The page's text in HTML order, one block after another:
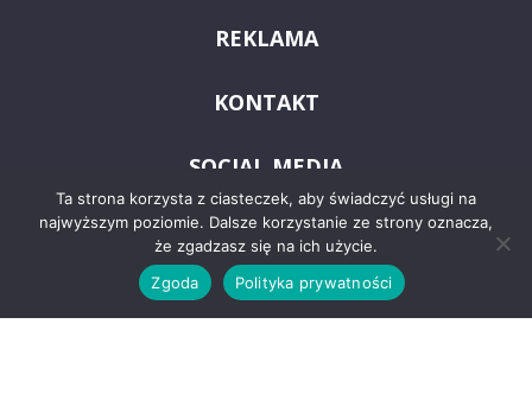
REKLAMA
KONTAKT
SOCIAL MEDIA
Ta strona korzysta z ciasteczek, aby świadczyć usługi na
najwyższym poziomie. Dalsze korzystanie ze strony oznacza,
że zgadzasz się na ich użycie.
Zgoda
Polityka prywatności